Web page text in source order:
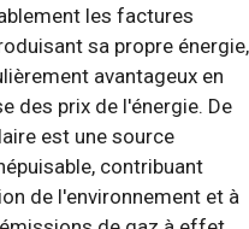
les factures
sa propre énergie,
avantageux en
des prix de l'énergie. De
est une source
contribuant
de l'environnement et à